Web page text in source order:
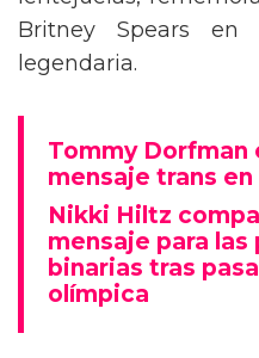
lentejuelas,
Britney Spears en
legendaria.
Tommy Dorfman
mensaje trans en
Nikki Hiltz
mensaje para las
binarias tras
olímpica